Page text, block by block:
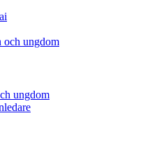
och ungdom
ungdom